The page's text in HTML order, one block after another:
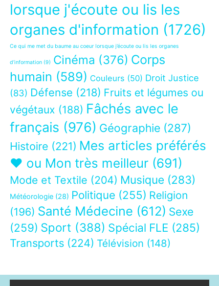
lorsque j'écoute ou lis les
organes d'information (1726)
Ce qui me met du baume au coeur lorsque j’écoute ou lis les organes
d’information (9) Cinéma (376) Corps
humain (589) Couleurs (50) Droit Justice
(83) Défense (218) Fruits et légumes ou
végétaux (188) Fâchés avec le
français (976) Géographie (287)
Histoire (221) Mes articles préférés
❤ ou Mon très meilleur (691)
Mode et Textile (204) Musique (283)
Météorologie (28) Politique (255) Religion
(196) Santé Médecine (612) Sexe
(259) Sport (388) Spécial FLE (285)
Transports (224) Télévision (148)